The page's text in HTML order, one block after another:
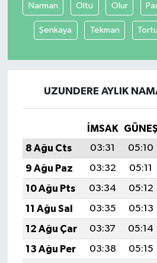
Narman Oltu Olur
Şenkaya Tekman
UZUNDERE AYLIK
İMSAK GÜNEŞ
8 Ağu Cts
03:31 05:10
9 Ağu Paz
03:32 05:11
10 Ağu Pts
03:34 05:12
11 Ağu Sal
03:35 05:13
12 Ağu Çar
03:37 05:14
13 Ağu Per
03:38 05:15